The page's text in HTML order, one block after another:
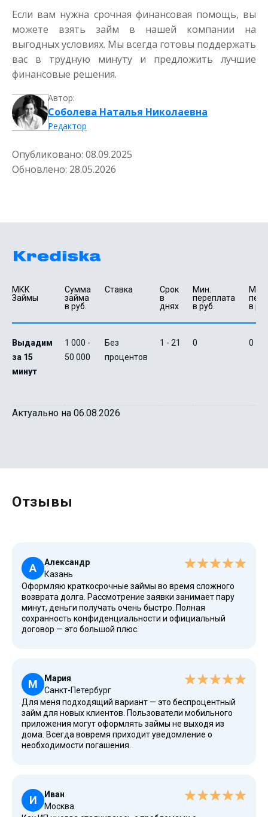
Если вам нужна срочная финансовая помощь, вы
можете взять займ в нашей компании на
выгодных условиях. Мы всегда готовы поддержать
вас в трудную минуту и предложить лучшие
финансовые решения.
Автор:
Соболева Наталья Николаевна
Редактор
Опубликовано: 08.09.2025
Обновлено: 28.05.2026
МКК
Займы
Сумма
займа
в руб.
Ставка
Срок
в
днях
Мин.
переплата
в руб.
в
Выдадим
за 15
минут
1 000 -
50 000
Без
процентов
1 - 21 0 0
Актуально на 06.08.2026
Отзывы
А
Александр
Казань
Оформляю краткосрочные займы во время сложного
возврата долга. Рассмотрение заявки занимает пару
минут, деньги получать очень быстро. Полная
сохранность конфиденциальности и официальный
договор — это большой плюс.
М
Мария
Санкт-Петербург
Для меня подходящий вариант — это беспроцентный
займ для новых клиентов. Пользователи мобильного
приложения могут оформлять займы не выходя из
дома. Всегда вовремя приходит уведомление о
необходимости погашения.
И
Иван
Москва